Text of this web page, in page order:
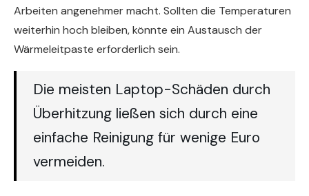
Arbeiten angenehmer macht. Sollten die Temperaturen
weiterhin hoch bleiben, könnte ein Austausch der
Wärmeleitpaste erforderlich sein.
Die meisten Laptop-Schäden durch
Überhitzung ließen sich durch eine
einfache Reinigung für wenige Euro
vermeiden.